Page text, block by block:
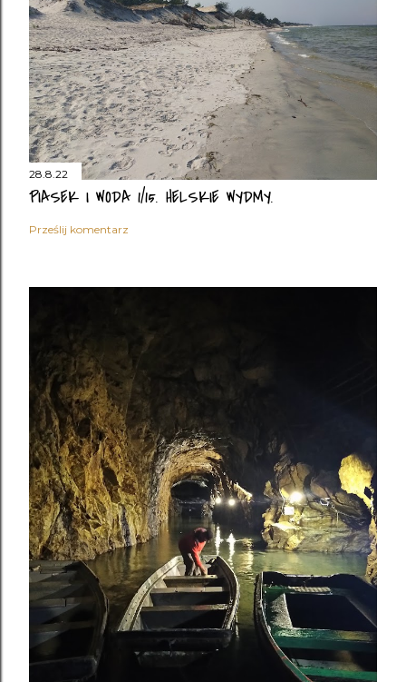
28.8.22
PIASEK I WODA 1/15. HELSKIE WYDMY.
Prześlij komentarz